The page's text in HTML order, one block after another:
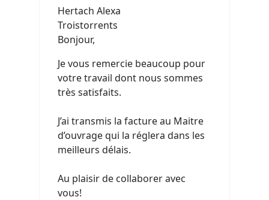
Hertach Alexa
Troistorrents
Bonjour,
Je vous remercie beaucoup pour
votre travail dont nous sommes
très satisfaits.
J’ai transmis la facture au Maitre
d’ouvrage qui la réglera dans les
meilleurs délais.
Au plaisir de collaborer avec
vous!